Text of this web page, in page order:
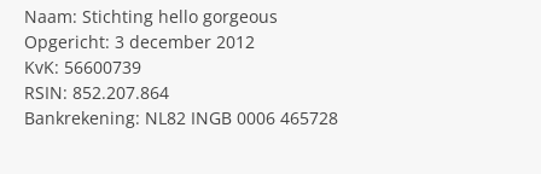
Naam: Stichting hello gorgeous
Opgericht: 3 december 2012
KvK: 56600739
RSIN: 852.207.864
Bankrekening: NL82 INGB 0006 465728